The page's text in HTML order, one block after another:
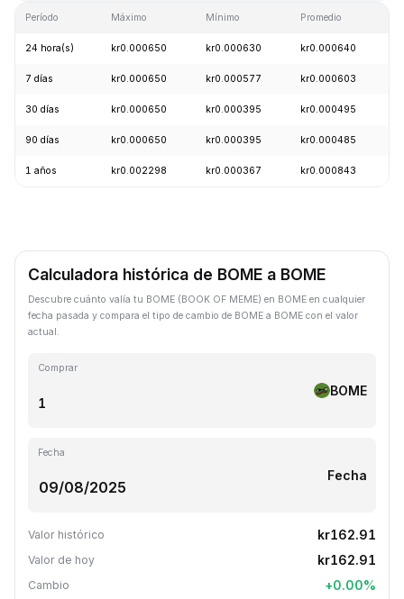
Período Máximo Mínimo Promedio
24 hora(s) kr0.000650 kr0.000630 kr0.000640
7 días kr0.000650 kr0.000577 kr0.000603
30 días kr0.000650 kr0.000395 kr0.000495
90 días kr0.000650 kr0.000395 kr0.000485
1 años kr0.002298 kr0.000367 kr0.000843
Calculadora histórica de BOME a BOME
Descubre cuánto valía tu BOME (BOOK OF MEME) en BOME en cualquier
fecha pasada y compara el tipo de cambio de BOME a BOME con el valor
actual.
Comprar
BOME
Fecha
Fecha
Valor histórico kr162.91
Valor de hoy kr162.91
Cambio +0.00%